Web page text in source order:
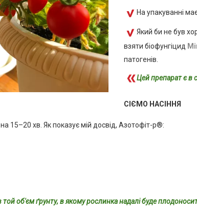
На упакуванні
Який би не був
взяти біофунгіцид
патогенів.
Цей препарат є в
СІЄМО НАСІННЯ
на 15–20 хв. Як показує мій досвід, Азотофіт-р®:
об'єм ґрунту, в якому рослинка надалі буде